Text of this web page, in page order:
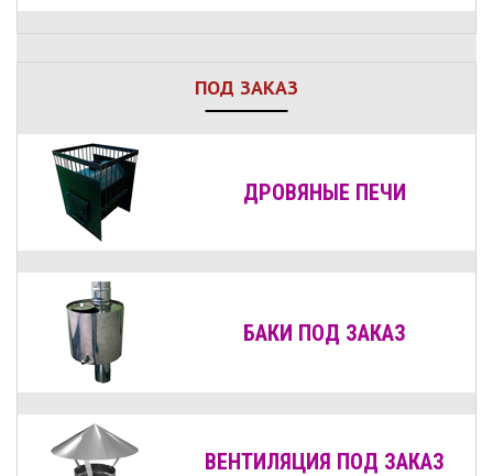
ПОД ЗАКАЗ
ДРОВЯНЫЕ ПЕЧИ
БАКИ ПОД ЗАКАЗ
ВЕНТИЛЯЦИЯ ПОД ЗАКАЗ